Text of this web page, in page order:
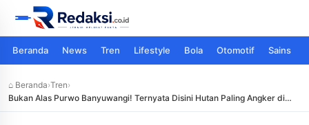
Beranda News Tren Lifestyle Bola Otomotif Sains
⌂ Beranda›Tren›
Bukan Alas Purwo Banyuwangi! Ternyata Disini Hutan Paling Angker di
Jawa Tengah Bikin Kaget Luasnya 41,220 Km, Bikin Bulu Kuduk Merinding